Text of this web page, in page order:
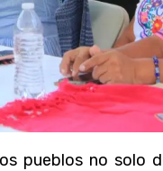
pueblos no solo